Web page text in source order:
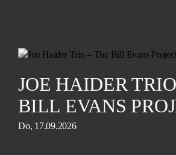
JOE HAIDER
BILL EVANS
Do, 17.09.2026